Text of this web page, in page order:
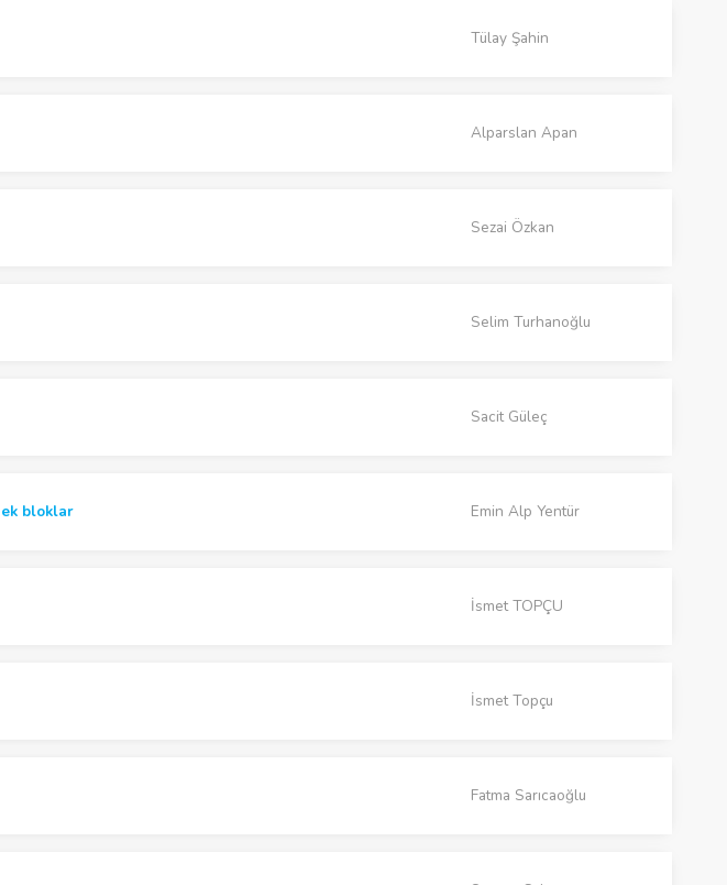
Tülay Şahin
Alparslan Apan
Sezai Özkan
Selim Turhanoğlu
Sacit Güleç
ek bloklar Emin Alp Yentür
İsmet TOPÇU
İsmet Topçu
Fatma Sarıcaoğlu